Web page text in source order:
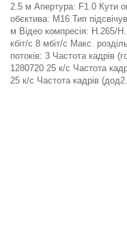
2.5 м Апертура: F1.0 Кути
обєктива: M16 Тип
м Відео компресія: H.265/
кбіт/с 8 мбіт/с Макс.
потоків: 3 Частота кадрів
1280720 25 к/с Частота
25 к/с Частота кадрів (дод2.